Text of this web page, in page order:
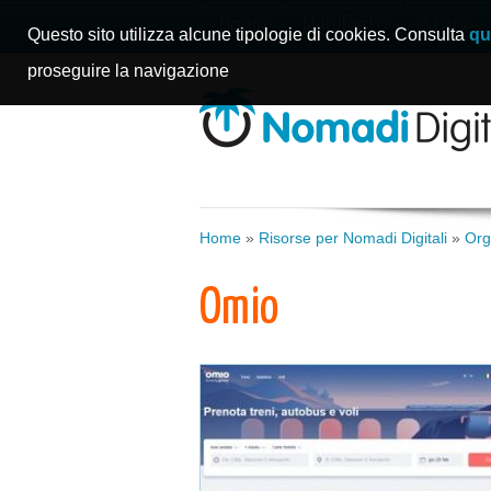
Home Manifesto Storie
Home » Risorse per Nomadi Digitali »
Omio
Questo sito utilizza alcune tipologie di cookies. Consulta
proseguire la navigazione